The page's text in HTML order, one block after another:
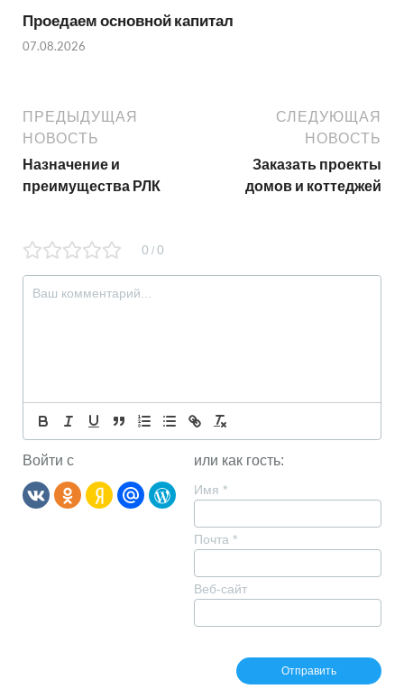
Проедаем основной капитал
07.08.2026
ПРЕДЫДУЩАЯ
НОВОСТЬ
Назначение и
преимущества РЛК
СЛЕДУЮЩАЯ
НОВОСТЬ
Заказать проекты
домов и коттеджей
0 / 0
Войти с или как гость:
Имя *
Почта *
Веб-сайт